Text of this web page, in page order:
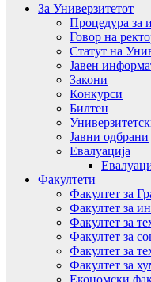
За Универзитетот
Процедура за
Говор на
Статут на
Јавен
Закони
Конкурси
Билтен
Јавни одбрани
Евалуација
Факултети
Факултет за
Факултет за
Факултет за
Факултет за
Факултет за
Факултет за
Економски